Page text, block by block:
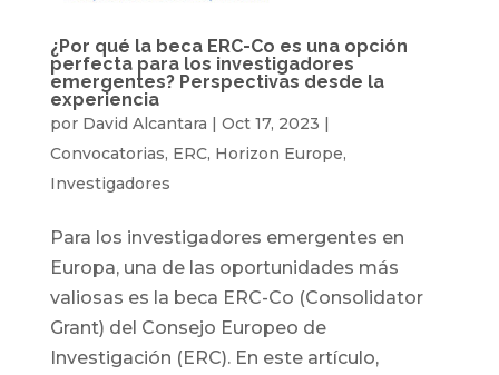
¿Por qué la beca ERC-Co es una opción
perfecta para los investigadores
emergentes? Perspectivas desde la
experiencia
por David Alcantara | Oct 17, 2023 |
Convocatorias, ERC, Horizon Europe,
Investigadores
Para los investigadores emergentes en
Europa, una de las oportunidades más
valiosas es la beca ERC-Co (Consolidator
Grant) del Consejo Europeo de
Investigación (ERC). En este artículo,